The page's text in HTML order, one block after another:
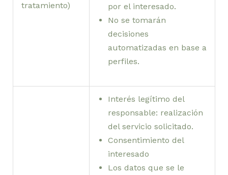
tratamiento)
por el interesado.
No se tomarán
decisiones
automatizadas en base a
perfiles.
Interés legítimo del
responsable: realización
del servicio solicitado.
Consentimiento del
interesado
Los datos que se le